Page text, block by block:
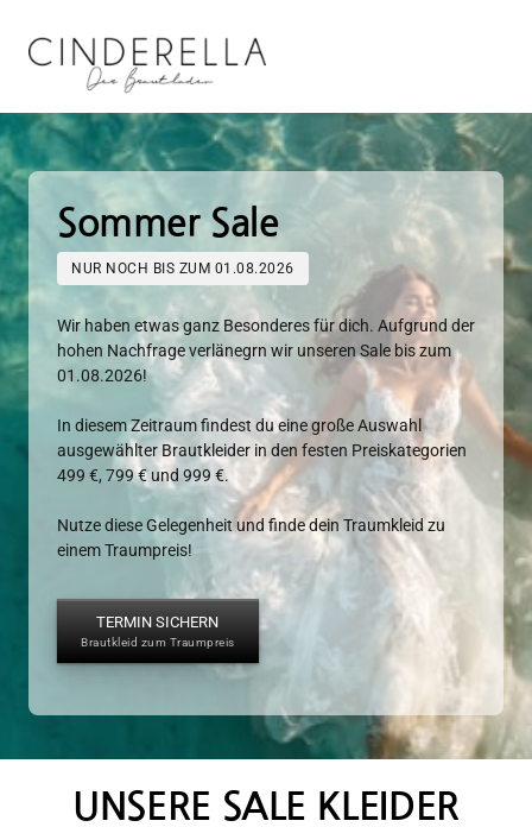
Sommer Sale
NUR NOCH BIS ZUM 01.08.2026
Wir haben etwas ganz Besonderes für dich. Aufgrund der
hohen Nachfrage verlänegrn wir unseren Sale bis zum
01.08.2026!
In diesem Zeitraum findest du eine große Auswahl
ausgewählter Brautkleider in den festen Preiskategorien
499 €, 799 € und 999 €.
Nutze diese Gelegenheit und finde dein Traumkleid zu
einem Traumpreis!
TERMIN SICHERN
Brautkleid zum Traumpreis
UNSERE SALE KLEIDER